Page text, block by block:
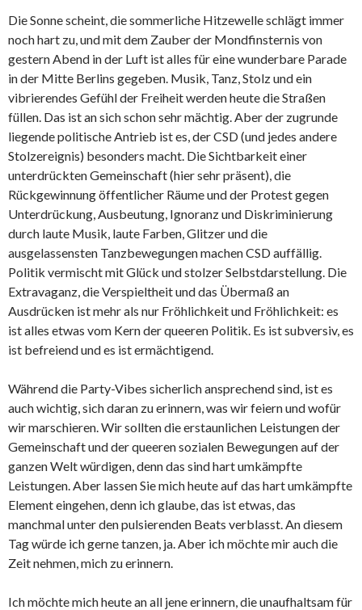
Die Sonne scheint, die sommerliche Hitzewelle schlägt immer
noch hart zu, und mit dem Zauber der Mondfinsternis von
gestern Abend in der Luft ist alles für eine wunderbare Parade
in der Mitte Berlins gegeben. Musik, Tanz, Stolz und ein
vibrierendes Gefühl der Freiheit werden heute die Straßen
füllen. Das ist an sich schon sehr mächtig. Aber der zugrunde
liegende politische Antrieb ist es, der CSD (und jedes andere
Stolzereignis) besonders macht. Die Sichtbarkeit einer
unterdrückten Gemeinschaft (hier sehr präsent), die
Rückgewinnung öffentlicher Räume und der Protest gegen
Unterdrückung, Ausbeutung, Ignoranz und Diskriminierung
durch laute Musik, laute Farben, Glitzer und die
ausgelassensten Tanzbewegungen machen CSD auffällig.
Politik vermischt mit Glück und stolzer Selbstdarstellung. Die
Extravaganz, die Verspieltheit und das Übermaß an
Ausdrücken ist mehr als nur Fröhlichkeit und Fröhlichkeit: es
ist alles etwas vom Kern der queeren Politik. Es ist subversiv, es
ist befreiend und es ist ermächtigend.
Während die Party-Vibes sicherlich ansprechend sind, ist es
auch wichtig, sich daran zu erinnern, was wir feiern und wofür
wir marschieren. Wir sollten die erstaunlichen Leistungen der
Gemeinschaft und der queeren sozialen Bewegungen auf der
ganzen Welt würdigen, denn das sind hart umkämpfte
Leistungen. Aber lassen Sie mich heute auf das hart umkämpfte
Element eingehen, denn ich glaube, das ist etwas, das
manchmal unter den pulsierenden Beats verblasst. An diesem
Tag würde ich gerne tanzen, ja. Aber ich möchte mir auch die
Zeit nehmen, mich zu erinnern.
Ich möchte mich heute an all jene erinnern, die unaufhaltsam für